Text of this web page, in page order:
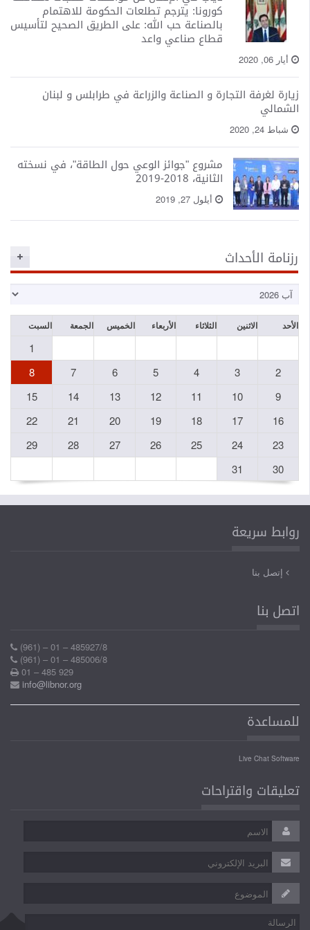
o
n كورونا: يترجم تطلعات الحكومة للاهتمام
بالصناعة حب الله: على الطريق الصحيح لتأسيس
قطاع صناعي واعد
أيار 06, 2020
زيارة لغرفة التجارة و الصناعة والزراعة في طرابلس و لبنان
الشمالي
شباط 24, 2020
مشروع "جوائز الوعي حول الطاقة"، في نسخته
الثانية، 2018-2019
أيلول 27, 2019
رزنامة الأحداث
الأحد الاثنين الثلاثاء الأربعاء الخميس الجمعة السبت
1
2
3
4
5
6
7
8
9
10
11
12
13
14
15
16
17
18
19
20
21
22
23
24
25
26
27
28
29
30
31
روابط سريعة
إتصل بنا
اتصل بنا
(961) – 01 – 485927/8
(961) – 01 – 485006/8
01 – 485 929
info@libnor.org
للمساعدة
Live Chat Software
تعليقات واقتراحات